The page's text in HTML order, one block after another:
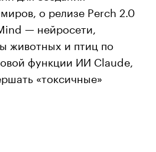
о релизе Perch 2.0
— нейросети,
животных и птиц по
функции ИИ Claude,
«токсичные»